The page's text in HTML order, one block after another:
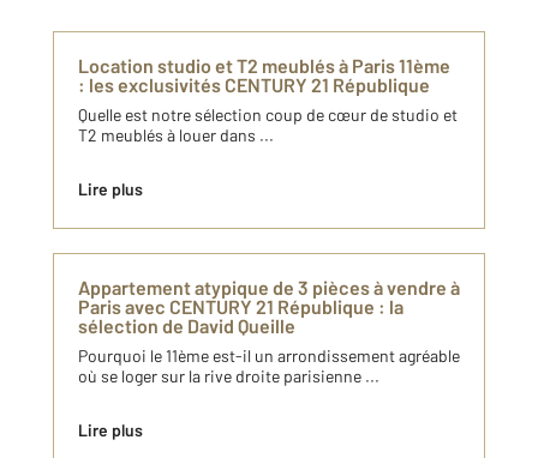
Location studio et T2 meublés à Paris 11ème
: les exclusivités CENTURY 21 République
Quelle est notre sélection coup de cœur de studio et
T2 meublés à louer dans ...
Lire plus
Appartement atypique de 3 pièces à​ vendre à
Paris​ avec CENTURY 21 République : ​la
sélection de David Queille
Pourquoi le 11ème est-il un arrondissement agréable
où se loger sur la rive​ droite parisienne ...
Lire plus